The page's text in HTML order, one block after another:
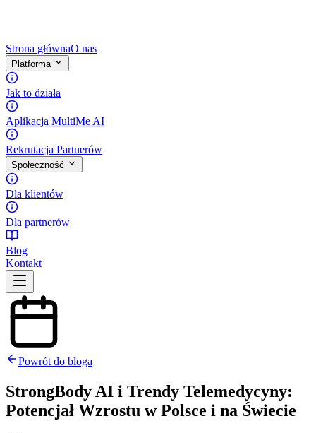
Strona głównaO nas
Platforma
Jak to działa
Aplikacja MultiMe AI
Rekrutacja Partnerów
Społeczność
Dla klientów
Dla partnerów
Blog
Kontakt
Powrót do bloga
StrongBody AI i Trendy Telemedycyny:
Potencjał Wzrostu w Polsce i na Świecie